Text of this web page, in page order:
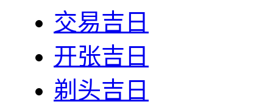
交易吉日
开张吉日
剃头吉日